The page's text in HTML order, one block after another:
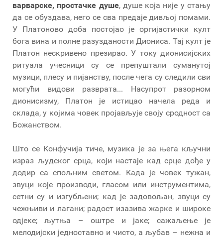
варварске, простачке душе, душе која није у стању
да се обуздава, него се сва предаје дивљој помами.
У Платоново доба постојао је оргијастички култ
бога вина и полне разузданости Диониса. Тај култ је
Платон нескривено презирао. У току дионисијских
ритуала учесници су се препуштали суманутој
музици, плесу и пијанству, после чега су следили сви
могући видови разврата... Насупрот разорном
дионисизму, Платон је истицао начела реда и
склада, у којима човек пројављује своју сродност са
Божанством.
Што се Конфучија тиче, музика је за њега кључни
израз људског срца, који настаје кад срце дође у
додир са спољним светом. Када је човек тужан,
звуци које производи, гласом или инструментима,
сетни су и изгубљени; кад је задовољан, звуци су
чежњиви и лагани; радост изазива жарке и широке
одјеке; љутња – оштре и јаке; сажаљење је
мелодијски једноставно и чисто, а љубав – нежна и